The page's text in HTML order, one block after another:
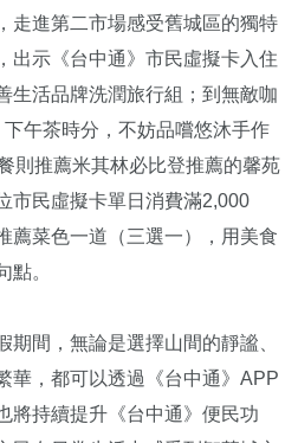
走進第二市場感受舊城區的獨特
出示《台中通》市民虛擬卡入住
生活品牌洗潤旅行組；到無敵咖
午茶時分，不妨品嚐悠沐手作
則推薦米其林必比登推薦的馨苑
市民虛擬卡單日消費滿2,000
薦菜色一道（三選一），用美食
點。
間，無論是選擇山間的靜謐、
華，都可以透過《台中通》APP
將持續提升《台中通》便民功